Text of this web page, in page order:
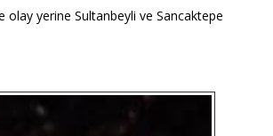
olay yerine Sultanbeyli ve Sancaktepe